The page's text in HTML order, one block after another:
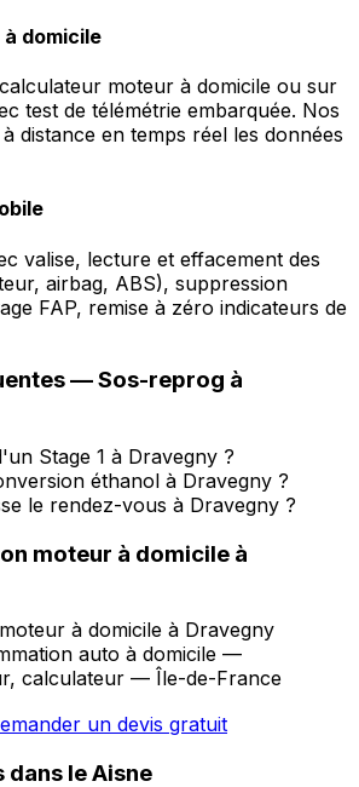
domicile
moteur à domicile ou sur
test de télémétrie embarquée. Nos
distance en temps réel les données
valise, lecture et effacement des
airbag, ABS), suppression
FAP, remise à zéro indicateurs de
—Sos-reprog à
Stage 1 à Dravegny ?
éthanol à Dravegny ?
le rendez-vous à Dravegny ?
moteur à domicile à
à domicile à Dravegny
auto à domicile —
calculateur — Île-de-France
un devis gratuit
dans leAisne